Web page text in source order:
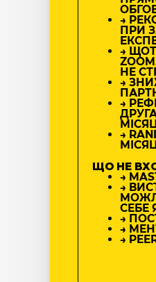
→
ПРИ
→
НЕ
→
→
→
ЩО НЕ
→
→
СЕБЕ
→
→
→